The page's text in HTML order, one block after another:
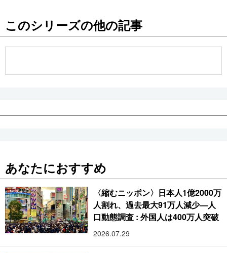
お知らせ
このシリーズの他の記事
あなたにおすすめ
〈縮むニッポン〉日本人1億2000万
人割れ、過去最大91万人減少―人
口動態調査 : 外国人は400万人突破
2026.07.29